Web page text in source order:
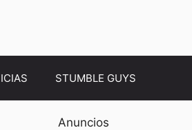
STUMBLE GUYS
Anuncios